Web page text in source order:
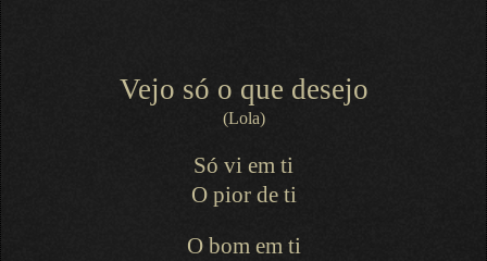
Vejo só o que desejo
(Lola)
Só vi em ti
O pior de ti
O bom em ti